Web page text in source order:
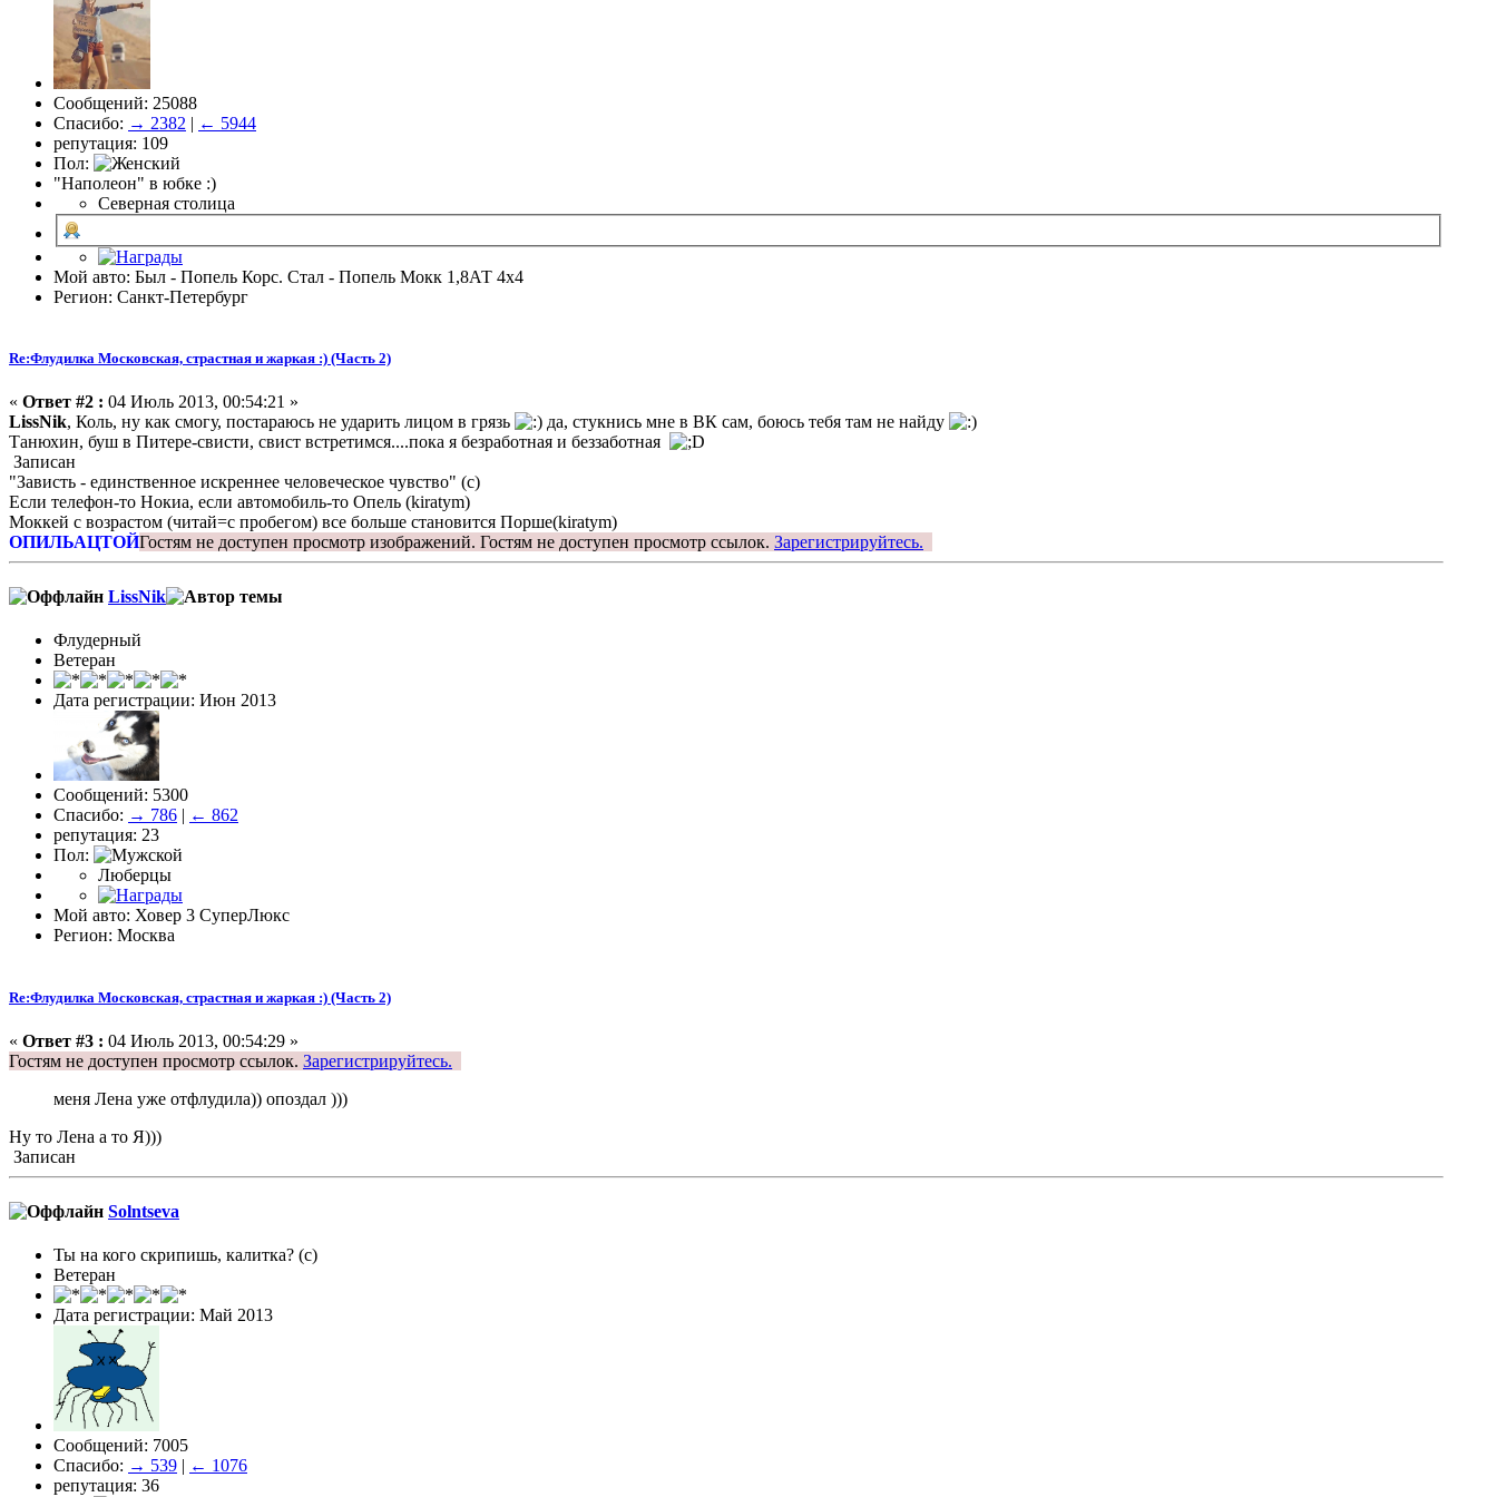
Сообщений: 25088
Спасибо: → 2382 | ← 5944
репутация: 109
Пол:
"Наполеон" в юбке :)
Северная столица
Мой авто: Был - Попель Корс. Стал - Попель Мокк 1,8АТ 4х4
Регион: Санкт-Петербург
Re:Флудилка Московская, страстная и жаркая :) (Часть 2)
« Ответ #2 : 04 Июль 2013, 00:54:21 »
LissNik, Коль, ну как смогу, постараюсь не ударить лицом в грязь
да, стукнись мне в ВК сам, боюсь тебя там не найду
Танюхин, буш в Питере-свисти, свист встретимся....пока я безработная и беззаботная
Записан
"Зависть - единственное искреннее человеческое чувство" (с)
Если телефон-то Нокиа, если автомобиль-то Опель (kiratym)
Моккей с возрастом (читай=с пробегом) все больше становится Порше(kiratym)
ОПИЛЬАЦТОЙГостям не доступен просмотр изображений. Гостям не доступен просмотр ссылок. Зарегистрируйтесь.
LissNik
Флудерный
Ветеран
Дата регистрации: Июн 2013
Сообщений: 5300
Спасибо: → 786 | ← 862
репутация: 23
Пол:
Люберцы
Мой авто: Ховер 3 СуперЛюкс
Регион: Москва
Re:Флудилка Московская, страстная и жаркая :) (Часть 2)
« Ответ #3 : 04 Июль 2013, 00:54:29 »
Гостям не доступен просмотр ссылок. Зарегистрируйтесь.
меня Лена уже отфлудила)) опоздал )))
Ну то Лена а то Я)))
Записан
Solntseva
Ты на кого скрипишь, калитка? (с)
Ветеран
Дата регистрации: Май 2013
Сообщений: 7005
Спасибо: → 539 | ← 1076
репутация: 36